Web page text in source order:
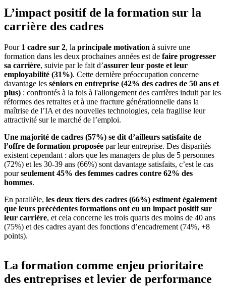
L’impact positif de la formation sur la
carrière des cadres
Pour 1 cadre sur 2, la principale motivation à suivre une
formation dans les deux prochaines années est de faire progresser
sa carrière, suivie par le fait d’assurer leur poste et leur
employabilité (31%). Cette dernière préoccupation concerne
davantage les séniors en entreprise (42% des cadres de 50 ans et
plus) : confrontés à la fois à l'allongement des carrières induit par les
réformes des retraites et à une fracture générationnelle dans la
maîtrise de l’IA et des nouvelles technologies, cela fragilise leur
attractivité sur le marché de l’emploi.
Une majorité de cadres (57%) se dit d’ailleurs satisfaite de
l’offre de formation proposée par leur entreprise. Des disparités
existent cependant : alors que les managers de plus de 5 personnes
(72%) et les 30-39 ans (66%) sont davantage satisfaits, c’est le cas
pourseulement 45% des femmes cadres contre 62% des
hommes.
En parallèle, les deux tiers des cadres (66%) estiment également
que leurs précédentes formations ont eu un impact positif sur
leur carrière, et cela concerne les trois quarts des moins de 40 ans
(75%) et des cadres ayant des fonctions d’encadrement (74%, +8
points).
La formation comme enjeu prioritaire
des entreprises et levier de performance